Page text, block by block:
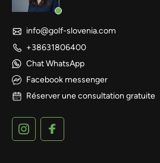
info@golf-slovenia.com
+38631806400
Chat WhatsApp
Facebook messenger
Réserver une consultation gratuite